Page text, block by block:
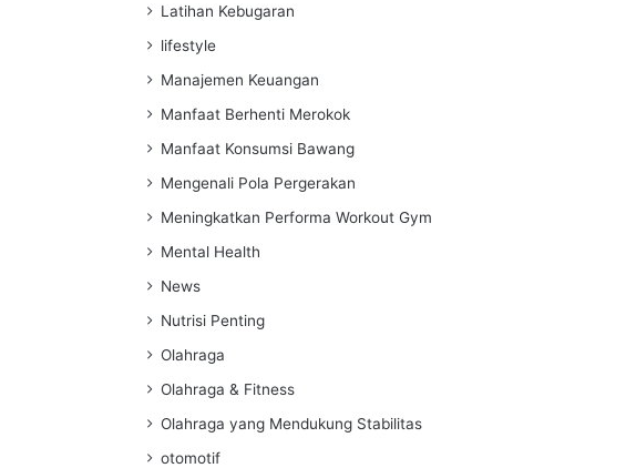
Latihan Kebugaran
lifestyle
Manajemen Keuangan
Manfaat Berhenti Merokok
Manfaat Konsumsi Bawang
Mengenali Pola Pergerakan
Meningkatkan Performa Workout Gym
Mental Health
News
Nutrisi Penting
Olahraga
Olahraga & Fitness
Olahraga yang Mendukung Stabilitas
otomotif